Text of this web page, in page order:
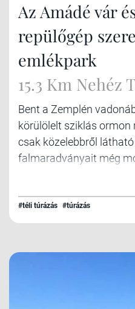
Az Amádé vár
repülőgép
emlékpark
15.3 Km Nehéz
Bent a Zemplén
körülölelt sziklás ormon
csak közelebbről
falmaradványait még
Kellett is, hiszen ez a vár
stratégiai és
tekint a völgyekre, és te
#téli túrázás #túrázás